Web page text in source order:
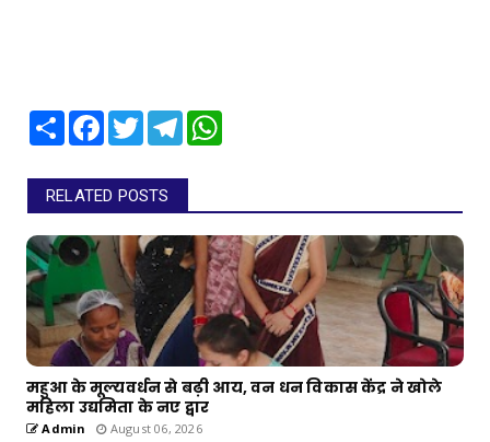
Share Facebook
TwitterTelegram
RELATED POSTS
महुआ के मूल्यवर्धन से बढ़ी आय, वन धन विकास केंद्र ने खोले
महिला उद्यमिता के नए द्वार
Admin August 06, 2026